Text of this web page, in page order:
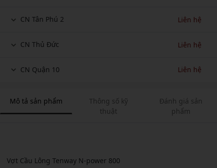
CN Tân Phú 2 Liên hệ
CN Thủ Đức Liên hệ
CN Quận 10 Liên hệ
Mô tả sản phẩm
Thông số kỹ
thuật
Đánh giá sản
phẩm
Vợt Cầu Lông Tenway N-power 800